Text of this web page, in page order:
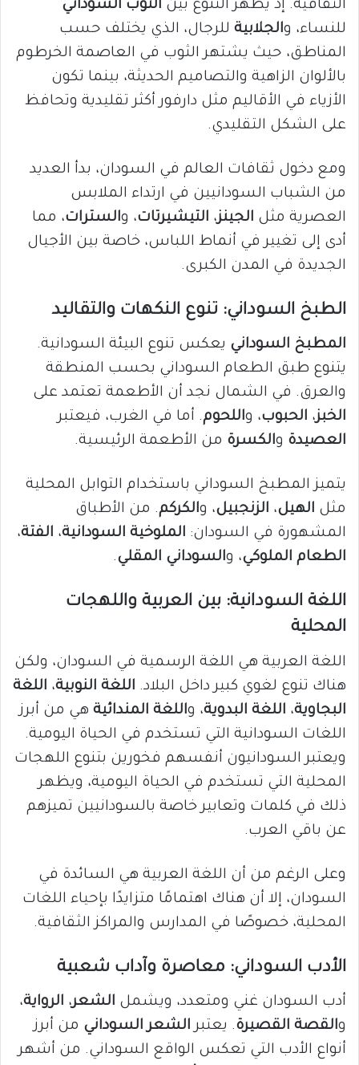
الثقافية. إذ يظهر التنوع بين الثوب السوداني
للنساء، والجلابية للرجال، الذي يختلف حسب
المناطق، حيث يشتهر الثوب في العاصمة الخرطوم
بالألوان الزاهية والتصاميم الحديثة، بينما تكون
الأزياء في الأقاليم مثل دارفور أكثر تقليدية وتحافظ
على الشكل التقليدي.
ومع دخول ثقافات العالم في السودان، بدأ العديد
من الشباب السودانيين في ارتداء الملابس
العصرية مثل الجينز، التيشيرتات، والسترات، مما
أدى إلى تغيير في أنماط اللباس، خاصة بين الأجيال
الجديدة في المدن الكبرى.
الطبخ السوداني: تنوع النكهات والتقاليد
المطبخ السوداني يعكس تنوع البيئة السودانية.
يتنوع طبق الطعام السوداني بحسب المنطقة
والعرق. في الشمال نجد أن الأطعمة تعتمد على
الخبز، الحبوب، واللحوم. أما في الغرب، فيعتبر
العصيدة والكسرة من الأطعمة الرئيسية.
يتميز المطبخ السوداني باستخدام التوابل المحلية
مثل الهيل، الزنجبيل، والكركم. من الأطباق
المشهورة في السودان: الملوخية السودانية، الفتة،
الطعام الملوكي، والسوداني المقلي.
اللغة السودانية: بين العربية واللهجات
المحلية
اللغة العربية هي اللغة الرسمية في السودان، ولكن
هناك تنوع لغوي كبير داخل البلاد. اللغة النوبية، اللغة
البجاوية، اللغة البدوية، واللغة المندائية هي من أبرز
اللغات السودانية التي تستخدم في الحياة اليومية.
ويعتبر السودانيون أنفسهم فخورين بتنوع اللهجات
المحلية التي تستخدم في الحياة اليومية، ويظهر
ذلك في كلمات وتعابير خاصة بالسودانيين تميزهم
عن باقي العرب.
وعلى الرغم من أن اللغة العربية هي السائدة في
السودان، إلا أن هناك اهتمامًا متزايدًا بإحياء اللغات
المحلية، خصوصًا في المدارس والمراكز الثقافية.
الأدب السوداني: معاصرة وآداب شعبية
أدب السودان غني ومتعدد، ويشمل الشعر، الرواية،
والقصة القصيرة. يعتبرالشعر السوداني من أبرز
أنواع الأدب التي تعكس الواقع السوداني. من أشهر